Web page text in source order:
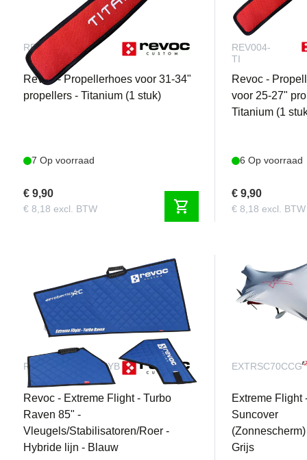
REV075-TI
Revoc - Propellerhoes voor 31-34"
propellers - Titanium (1 stuk)
7 Op voorraad
€ 9,90
€ 8,18 excl. BTW shopping_cart
REV004-
TI
Revoc -
voor 25-27"
Titanium (1
6 Op voorraad
€ 9,90
€ 8,18 excl. BTW
REVEFTR85WSRHYB
Revoc - Extreme Flight - Turbo
Raven 85" -
Vleugels/Stabilisatoren/Roer -
Hybride lijn - Blauw
EXTRSC70CCG
Extreme Flight
Suncover
Grijs